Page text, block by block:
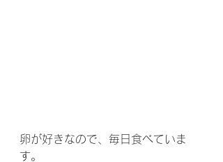
卵が好きなので、毎日食べていま
す。